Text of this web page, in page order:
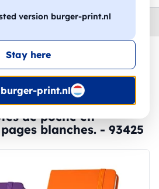
version burger-print.nl
Stay here
print.nl
notes-personnalises
à -30 %
de poche en
blanches. - 93425